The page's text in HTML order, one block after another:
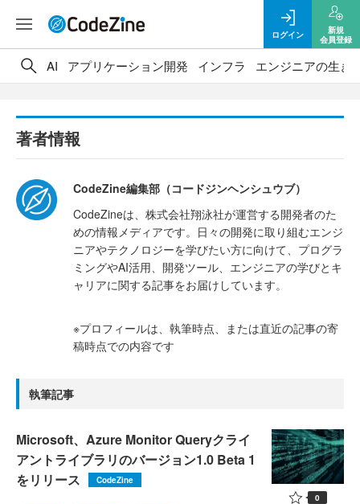
ログイン
新規
会員登録
AI アプリケーション開発 インフラ エンジニアの生き
著者情報
CodeZine編集部（コードジンヘンシュウブ）
CodeZineは、株式会社翔泳社が運営する開発者のた
めの情報メディアです。日々の開発に取り組むエンジ
ニアやテクノロジーを学びたい方に向けて、プログラ
ミングやAI活用、開発ツール、エンジニアの学びとキ
ャリアに関する記事をお届けしています。
※プロフィールは、執筆時点、または直近の記事の寄
稿時点での内容です
執筆記事
Microsoft、Azure Monitor Queryクライ
アントライブラリのバージョン1.0 Beta 1
をリリース
CodeZine
0